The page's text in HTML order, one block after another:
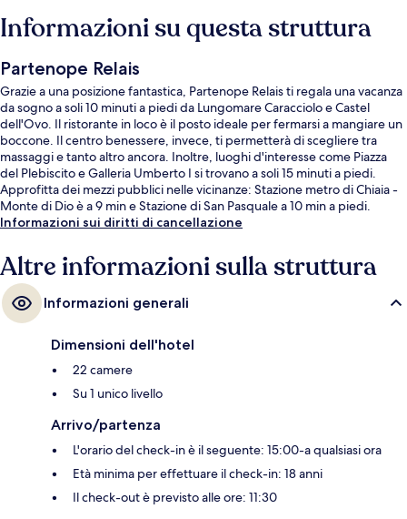
Informazioni su questa struttura
Partenope Relais
Grazie a una posizione fantastica, Partenope Relais ti regala una vacanza
da sogno a soli 10 minuti a piedi da Lungomare Caracciolo e Castel
dell'Ovo. Il ristorante in loco è il posto ideale per fermarsi a mangiare un
boccone. Il centro benessere, invece, ti permetterà di scegliere tra
massaggi e tanto altro ancora. Inoltre, luoghi d'interesse come Piazza
del Plebiscito e Galleria Umberto I si trovano a soli 15 minuti a piedi.
Approfitta dei mezzi pubblici nelle vicinanze: Stazione metro di Chiaia -
Monte di Dio è a 9 min e Stazione di San Pasquale a 10 min a piedi.
Informazioni sui diritti di cancellazione
Altre informazioni sulla struttura
Informazioni generali
Dimensioni dell'hotel
22 camere
Su 1 unico livello
Arrivo/partenza
L'orario del check-in è il seguente: 15:00-a qualsiasi ora
Età minima per effettuare il check-in: 18 anni
Il check-out è previsto alle ore: 11:30